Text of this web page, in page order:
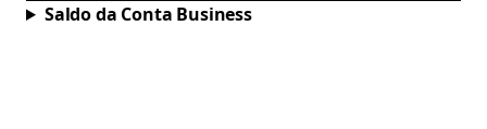
Saldo da Conta Business